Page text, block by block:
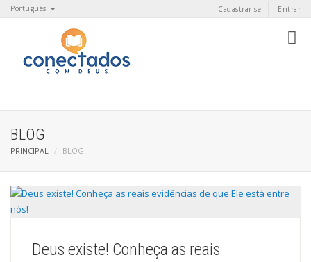
Português Entrar
Cadastrar-se
BLOG
PRINCIPAL BLOG
Deus existe! Conheça as reais